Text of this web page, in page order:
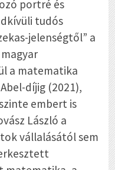
portré és
tudós
jelenségtől” a
a matematika
díjig (2021),
embert is
László a
vállalásától sem